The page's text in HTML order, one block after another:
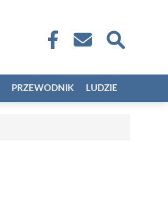
PRZEWODNIK LUDZIE